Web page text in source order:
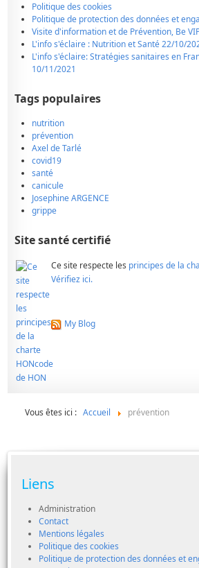
Politique des cookies
Politique de protection des données et
Visite d'information et de Prévention, Be
L'info s'éclaire : Nutrition et Santé 22/10/
L'info s'éclaire: Stratégies sanitaires en
10/11/2021
Tags populaires
nutrition
prévention
Axel de Tarlé
covid19
santé
canicule
Josephine ARGENCE
grippe
Site santé certifié
Ce site respecte les principes de la
Vérifiez ici.
My Blog
Vous êtes ici : Accueil prévention
Liens
Administration
Contact
Mentions légales
Politique des cookies
Politique de protection des données et